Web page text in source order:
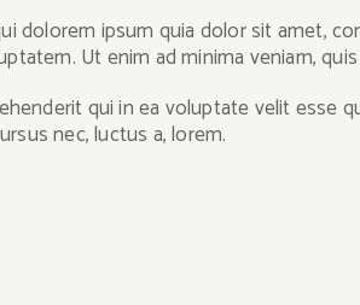
dolorem ipsum quia dolor sit amet,
Ut enim ad minima veniam,
qui in ea voluptate velit esse
nec, luctus a, lorem.